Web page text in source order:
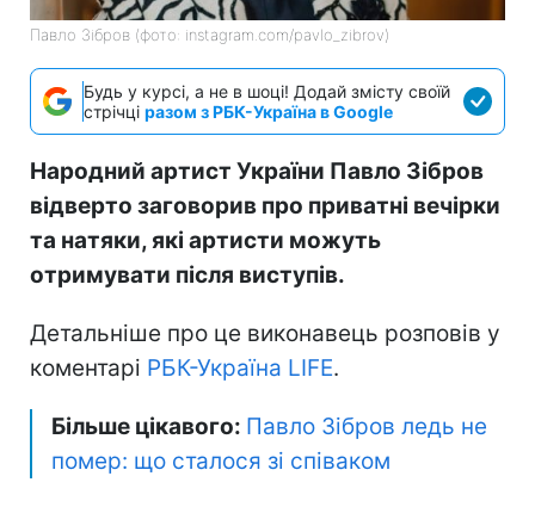
Павло Зібров (фото: instagram.com/pavlo_zibrov)
Будь у курсі, а не в шоці! Додай змісту своїй
стрічці разом з РБК-Україна в Google
Народний артист України Павло Зібров
відверто заговорив про приватні вечірки
та натяки, які артисти можуть
отримувати після виступів.
Детальніше про це виконавець розповів у
коментарі РБК-Україна LIFE.
Більше цікавого: Павло Зібров ледь не
помер: що сталося зі співаком